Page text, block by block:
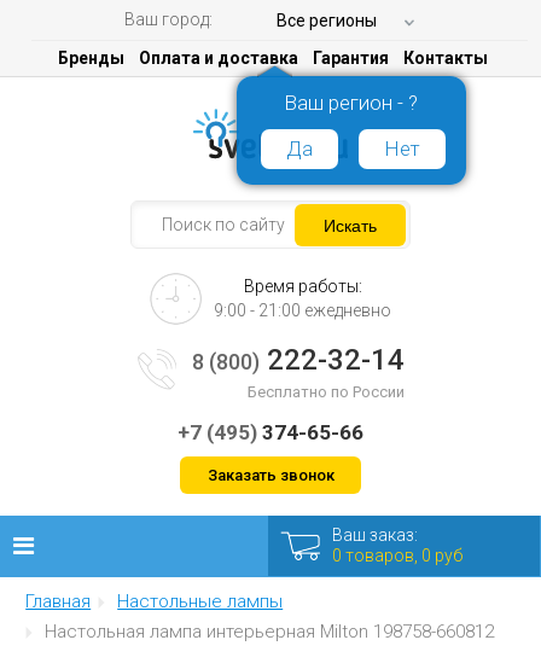
Ваш город: Все регионы
Ваш регион - ?
Да
Нет
Бренды Оплата и доставка Гарантия Контакты
Время работы:
9:00 - 21:00 ежедневно
8 (800) 222-32-14
Бесплатно по России
+7 (495) 374-65-66
Заказать звонок
Люстры
Ваш заказ:
0 товаров, 0 руб
Главная
Настольные лампы
Настольная лампа интерьерная Milton 198758-660812